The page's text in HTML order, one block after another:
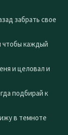
забрать свое
чтобы каждый
и целовал и
подбирай к
в темноте